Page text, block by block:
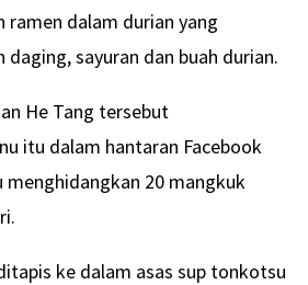
ramen dalam durian yang
sayuran dan buah durian.
He Tang tersebut
itu dalam hantaran Facebook
20 mangkuk
ke dalam asas sup tonkotsu